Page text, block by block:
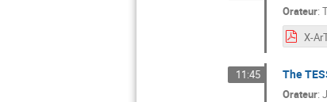
Orateur:
11:45 The
Orateur: